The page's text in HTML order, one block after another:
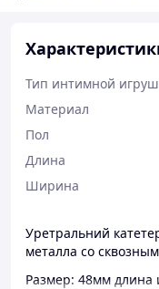
Тип интимной
Материал
Пол
Длина
Ширина
Уретральний
металла со
Размер: 48мм